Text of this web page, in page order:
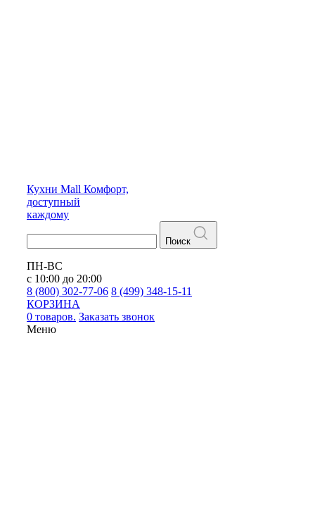
Кухни Mall Комфорт,
доступный
каждому
Поиск
ПН-ВС
с 10:00 до 20:00
8 (800) 302-77-06 8 (499) 348-15-11
КОРЗИНА
0 товаров. Заказать звонок
Меню